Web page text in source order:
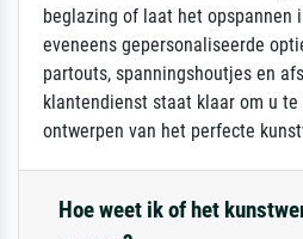
beglazing of laat het opspannen
eveneens gepersonaliseerde
partouts, spanningshoutjes en
klantendienst staat klaar om u
ontwerpen van het perfecte
Hoe weet ik of het